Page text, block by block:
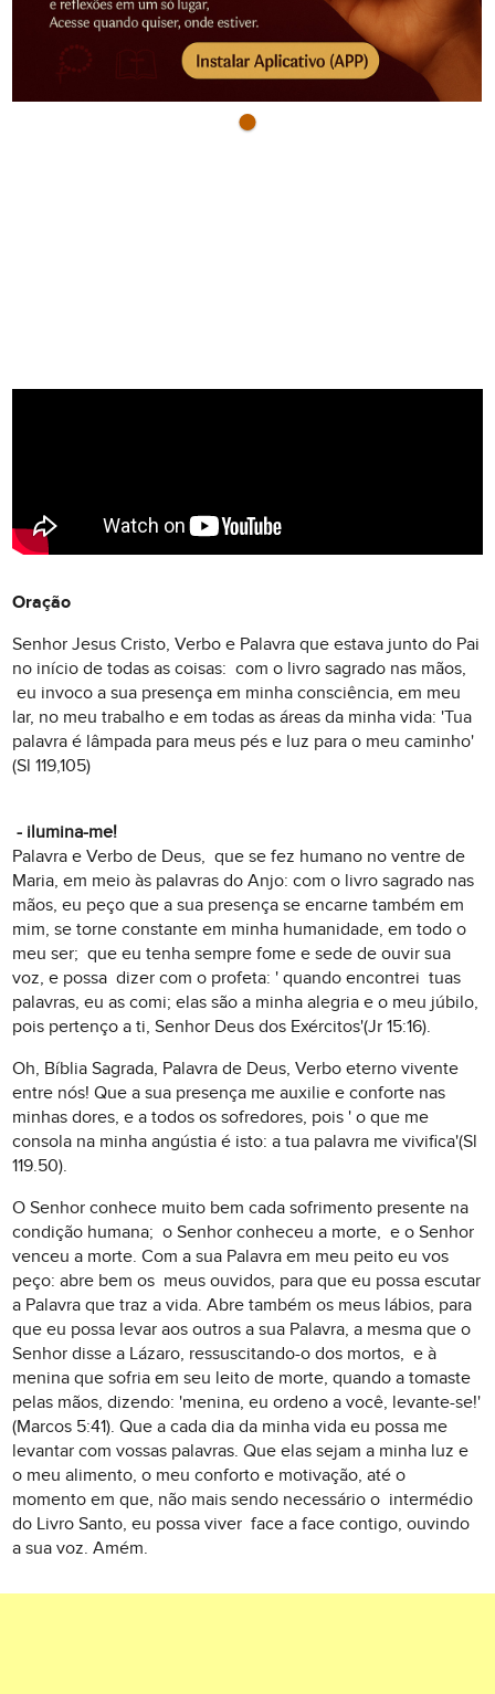
Oração
Senhor Jesus Cristo, Verbo e Palavra que estava junto do Pai
no início de todas as coisas: com o livro sagrado nas mãos,
eu invoco a sua presença em minha consciência, em meu
lar, no meu trabalho e em todas as áreas da minha vida: 'Tua
palavra é lâmpada para meus pés e luz para o meu caminho'
(Sl 119,105)
- ilumina-me!
Palavra e Verbo de Deus, que se fez humano no ventre de
Maria, em meio às palavras do Anjo: com o livro sagrado nas
mãos, eu peço que a sua presença se encarne também em
mim, se torne constante em minha humanidade, em todo o
meu ser; que eu tenha sempre fome e sede de ouvir sua
voz, e possa dizer com o profeta: ' quando encontrei tuas
palavras, eu as comi; elas são a minha alegria e o meu júbilo,
pois pertenço a ti, Senhor Deus dos Exércitos'(Jr 15:16).
Oh, Bíblia Sagrada, Palavra de Deus, Verbo eterno vivente
entre nós! Que a sua presença me auxilie e conforte nas
minhas dores, e a todos os sofredores, pois ' o que me
consola na minha angústia é isto: a tua palavra me vivifica'(Sl
119.50).
O Senhor conhece muito bem cada sofrimento presente na
condição humana; o Senhor conheceu a morte, e o Senhor
venceu a morte. Com a sua Palavra em meu peito eu vos
peço: abre bem os meus ouvidos, para que eu possa escutar
a Palavra que traz a vida. Abre também os meus lábios, para
que eu possa levar aos outros a sua Palavra, a mesma que o
Senhor disse a Lázaro, ressuscitando-o dos mortos, e à
menina que sofria em seu leito de morte, quando a tomaste
pelas mãos, dizendo: 'menina, eu ordeno a você, levante-se!'
(Marcos 5:41). Que a cada dia da minha vida eu possa me
levantar com vossas palavras. Que elas sejam a minha luz e
o meu alimento, o meu conforto e motivação, até o
momento em que, não mais sendo necessário o intermédio
do Livro Santo, eu possa viver face a face contigo, ouvindo
a sua voz. Amém.